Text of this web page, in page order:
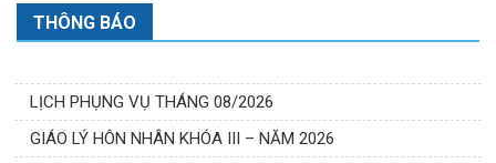
THÔNG BÁO
LỊCH PHỤNG VỤ THÁNG 08/2026
GIÁO LÝ HÔN NHÂN KHÓA III – NĂM 2026